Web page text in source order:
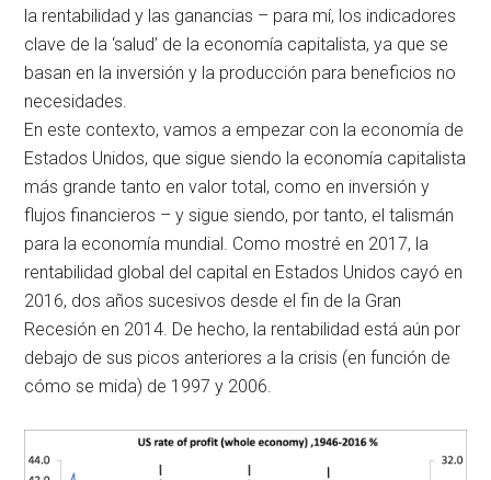
la rentabilidad y las ganancias – para mí, los indicadores
clave de la ‘salud’ de la economía capitalista, ya que se
basan en la inversión y la producción para beneficios no
necesidades.
En este contexto, vamos a empezar con la economía de
Estados Unidos, que sigue siendo la economía capitalista
más grande tanto en valor total, como en inversión y
flujos financieros – y sigue siendo, por tanto, el talismán
para la economía mundial. Como mostré en 2017, la
rentabilidad global del capital en Estados Unidos cayó en
2016, dos años sucesivos desde el fin de la Gran
Recesión en 2014. De hecho, la rentabilidad está aún por
debajo de sus picos anteriores a la crisis (en función de
cómo se mida) de 1997 y 2006.